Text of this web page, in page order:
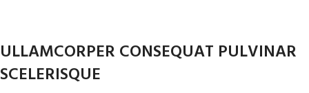
ULLAMCORPER CONSEQUAT PULVINAR
SCELERISQUE